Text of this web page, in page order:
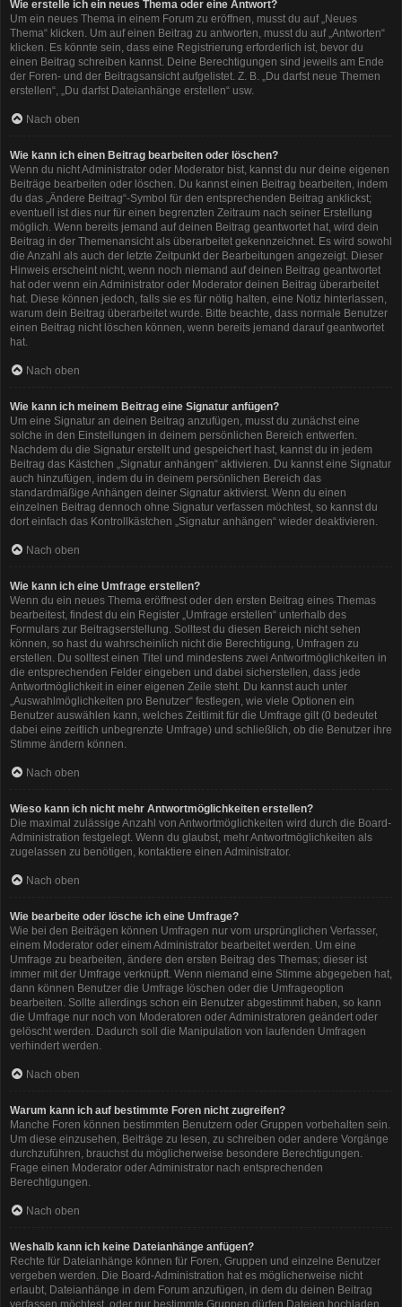
Wie erstelle ich ein neues Thema oder eine Antwort?
Um ein neues Thema in einem Forum zu eröffnen, musst du auf „Neues
Thema“ klicken. Um auf einen Beitrag zu antworten, musst du auf „Antworten“
klicken. Es könnte sein, dass eine Registrierung erforderlich ist, bevor du
einen Beitrag schreiben kannst. Deine Berechtigungen sind jeweils am Ende
der Foren- und der Beitragsansicht aufgelistet. Z. B. „Du darfst neue Themen
erstellen“, „Du darfst Dateianhänge erstellen“ usw.
Nach oben
Wie kann ich einen Beitrag bearbeiten oder löschen?
Wenn du nicht Administrator oder Moderator bist, kannst du nur deine eigenen
Beiträge bearbeiten oder löschen. Du kannst einen Beitrag bearbeiten, indem
du das „Ändere Beitrag“-Symbol für den entsprechenden Beitrag anklickst;
eventuell ist dies nur für einen begrenzten Zeitraum nach seiner Erstellung
möglich. Wenn bereits jemand auf deinen Beitrag geantwortet hat, wird dein
Beitrag in der Themenansicht als überarbeitet gekennzeichnet. Es wird sowohl
die Anzahl als auch der letzte Zeitpunkt der Bearbeitungen angezeigt. Dieser
Hinweis erscheint nicht, wenn noch niemand auf deinen Beitrag geantwortet
hat oder wenn ein Administrator oder Moderator deinen Beitrag überarbeitet
hat. Diese können jedoch, falls sie es für nötig halten, eine Notiz hinterlassen,
warum dein Beitrag überarbeitet wurde. Bitte beachte, dass normale Benutzer
einen Beitrag nicht löschen können, wenn bereits jemand darauf geantwortet
hat.
Nach oben
Wie kann ich meinem Beitrag eine Signatur anfügen?
Um eine Signatur an deinen Beitrag anzufügen, musst du zunächst eine
solche in den Einstellungen in deinem persönlichen Bereich entwerfen.
Nachdem du die Signatur erstellt und gespeichert hast, kannst du in jedem
Beitrag das Kästchen „Signatur anhängen“ aktivieren. Du kannst eine Signatur
auch hinzufügen, indem du in deinem persönlichen Bereich das
standardmäßige Anhängen deiner Signatur aktivierst. Wenn du einen
einzelnen Beitrag dennoch ohne Signatur verfassen möchtest, so kannst du
dort einfach das Kontrollkästchen „Signatur anhängen“ wieder deaktivieren.
Nach oben
Wie kann ich eine Umfrage erstellen?
Wenn du ein neues Thema eröffnest oder den ersten Beitrag eines Themas
bearbeitest, findest du ein Register „Umfrage erstellen“ unterhalb des
Formulars zur Beitragserstellung. Solltest du diesen Bereich nicht sehen
können, so hast du wahrscheinlich nicht die Berechtigung, Umfragen zu
erstellen. Du solltest einen Titel und mindestens zwei Antwortmöglichkeiten in
die entsprechenden Felder eingeben und dabei sicherstellen, dass jede
Antwortmöglichkeit in einer eigenen Zeile steht. Du kannst auch unter
„Auswahlmöglichkeiten pro Benutzer“ festlegen, wie viele Optionen ein
Benutzer auswählen kann, welches Zeitlimit für die Umfrage gilt (0 bedeutet
dabei eine zeitlich unbegrenzte Umfrage) und schließlich, ob die Benutzer ihre
Stimme ändern können.
Nach oben
Wieso kann ich nicht mehr Antwortmöglichkeiten erstellen?
Die maximal zulässige Anzahl von Antwortmöglichkeiten wird durch die Board-
Administration festgelegt. Wenn du glaubst, mehr Antwortmöglichkeiten als
zugelassen zu benötigen, kontaktiere einen Administrator.
Nach oben
Wie bearbeite oder lösche ich eine Umfrage?
Wie bei den Beiträgen können Umfragen nur vom ursprünglichen Verfasser,
einem Moderator oder einem Administrator bearbeitet werden. Um eine
Umfrage zu bearbeiten, ändere den ersten Beitrag des Themas; dieser ist
immer mit der Umfrage verknüpft. Wenn niemand eine Stimme abgegeben hat,
dann können Benutzer die Umfrage löschen oder die Umfrageoption
bearbeiten. Sollte allerdings schon ein Benutzer abgestimmt haben, so kann
die Umfrage nur noch von Moderatoren oder Administratoren geändert oder
gelöscht werden. Dadurch soll die Manipulation von laufenden Umfragen
verhindert werden.
Nach oben
Warum kann ich auf bestimmte Foren nicht zugreifen?
Manche Foren können bestimmten Benutzern oder Gruppen vorbehalten sein.
Um diese einzusehen, Beiträge zu lesen, zu schreiben oder andere Vorgänge
durchzuführen, brauchst du möglicherweise besondere Berechtigungen.
Frage einen Moderator oder Administrator nach entsprechenden
Berechtigungen.
Nach oben
Weshalb kann ich keine Dateianhänge anfügen?
Rechte für Dateianhänge können für Foren, Gruppen und einzelne Benutzer
vergeben werden. Die Board-Administration hat es möglicherweise nicht
erlaubt, Dateianhänge in dem Forum anzufügen, in dem du deinen Beitrag
verfassen möchtest, oder nur bestimmte Gruppen dürfen Dateien hochladen.